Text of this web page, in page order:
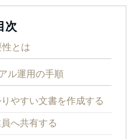
次
とは
ル運用の手順
やすい文書を作成する
へ共有する